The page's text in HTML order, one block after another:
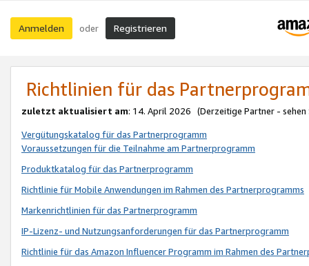
Anmelden oder Registrieren
Richtlinien für das
zuletzt aktualisiert am: 14. April 2026 (Derzeitige Partner - sehen
Vergütungskatalog für das Partnerprogramm
Voraussetzungen für die Teilnahme am Partnerprogramm
Produktkatalog für das Partnerprogramm
Richtlinie für Mobile Anwendungen im Rahmen des Partnerprogramms
Markenrichtlinien für das Partnerprogramm
IP-Lizenz- und Nutzungsanforderungen für das Partnerprogramm
Richtlinie für das Amazon Influencer Programm im Rahmen des